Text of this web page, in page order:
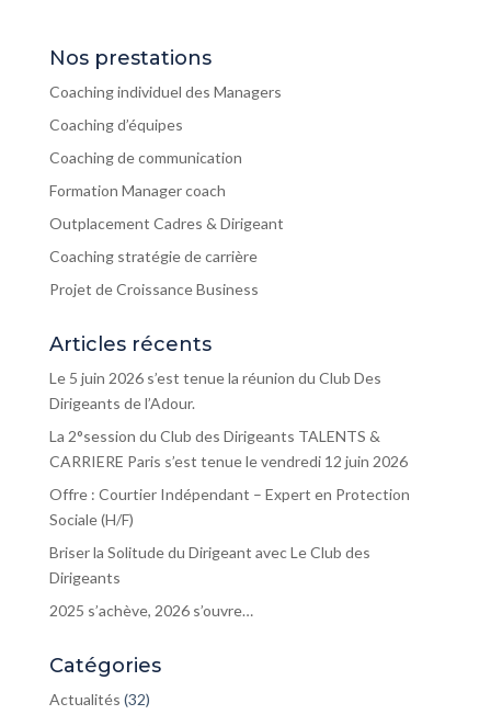
Nos prestations
Coaching individuel des Managers
Coaching d’équipes
Coaching de communication
Formation Manager coach
Outplacement Cadres & Dirigeant
Coaching stratégie de carrière
Projet de Croissance Business
Articles récents
Le 5 juin 2026 s’est tenue la réunion du Club Des
Dirigeants de l’Adour.
La 2°session du Club des Dirigeants TALENTS &
CARRIERE Paris s’est tenue le vendredi 12 juin 2026
Offre : Courtier Indépendant – Expert en Protection
Sociale (H/F)
Briser la Solitude du Dirigeant avec Le Club des
Dirigeants
2025 s’achève, 2026 s’ouvre…
Catégories
Actualités (32)